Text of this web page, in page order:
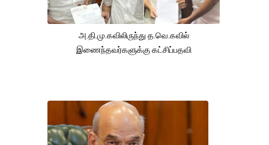
அ.தி.மு.கவிலிருந்து த.வெ.கவில்
இணைந்தவர்களுக்கு கட்சிப்பதவி